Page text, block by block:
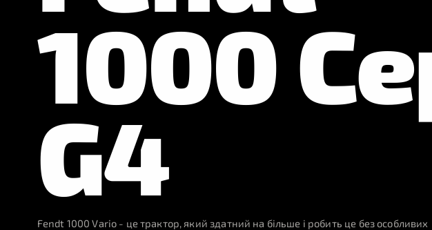
7 серій · 74–675 к.с.
ПЕРЕГЛЯНУТИ
AMAZONE
CIRRUS · UX · ZA-TS
MASCHIO
GASPARDO
DRACULA · VELOCE · ARTIGLIO
СЕРВІС ЗАПЧАСТИНИ
▸ AMAZONE Посівна техніка
MASCHIO GASPARDO Ґрунтообробна техніка
PTx Точне землеробство
GERINGHOFF
1000
G4
Fendt 1000 Vario - це трактор, який здатний на більше і робить це без особливих